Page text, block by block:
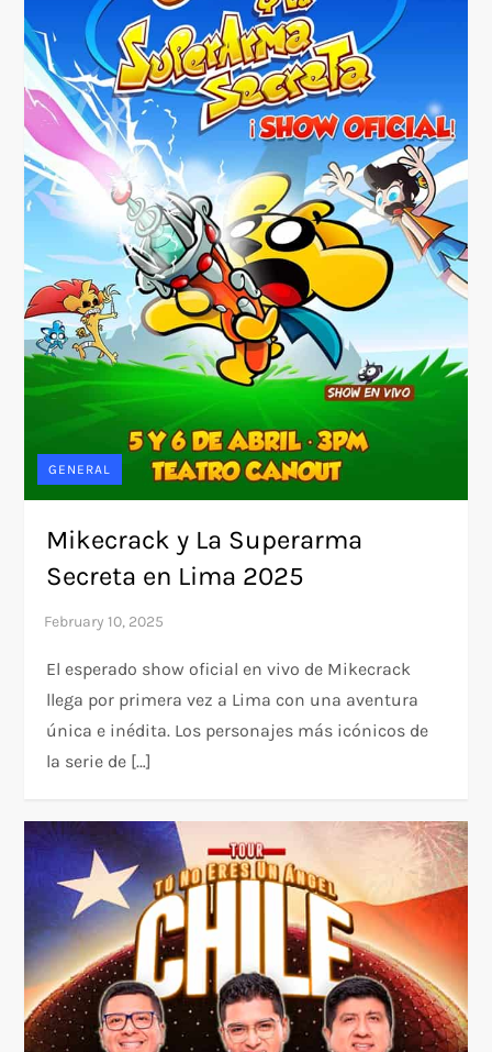
GENERAL
Mikecrack y La Superarma
Secreta en Lima 2025
El esperado show oficial en vivo de Mikecrack
llega por primera vez a Lima con una aventura
única e inédita. Los personajes más icónicos de
la serie de […]